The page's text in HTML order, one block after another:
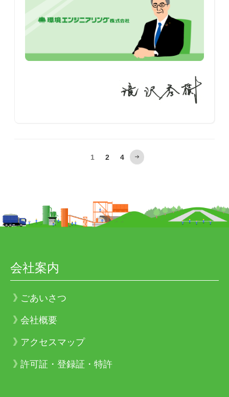
1
固
ジ
2
固
4
次
会社案内
ごあいさつ
会社概要
アクセスマップ
許可証・登録証・特許